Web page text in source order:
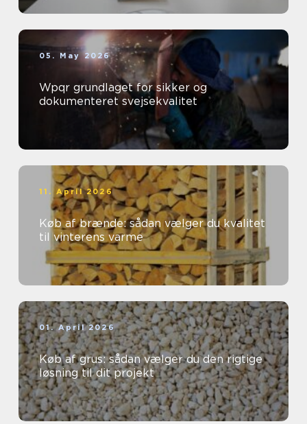
05. May 2026
Wpqr grundlaget for sikker og
dokumenteret svejsekvalitet
11. April 2026
Køb af brænde: sådan vælger du kvalitet
til vinterens varme
01. April 2026
Køb af grus: sådan vælger du den rigtige
løsning til dit projekt